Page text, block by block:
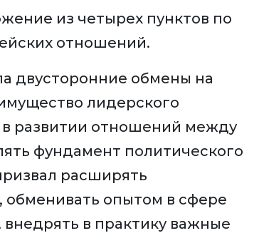
из четырех пунктов по
отношений.
двусторонние обмены на
лидерского
в развитии отношений между
фундамент политического
расширять
опытом в сфере
внедрять в практику важные